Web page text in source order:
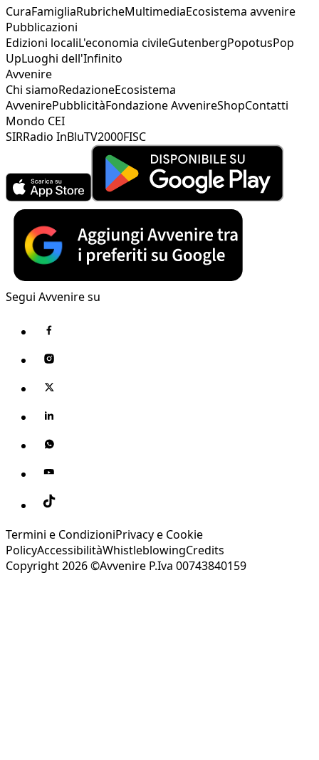
CuraFamigliaRubricheMultimediaEcosistema avvenire
Pubblicazioni
Edizioni localiL'economia civileGutenbergPopotusPop
UpLuoghi dell'Infinito
Avvenire
Chi siamoRedazioneEcosistema
AvvenirePubblicitàFondazione AvvenireShopContatti
Mondo CEI
SIRRadio InBluTV2000FISC
Segui Avvenire su
Termini e CondizioniPrivacy e Cookie
PolicyAccessibilitàWhistleblowingCredits
Copyright 2026 ©Avvenire P.Iva 00743840159